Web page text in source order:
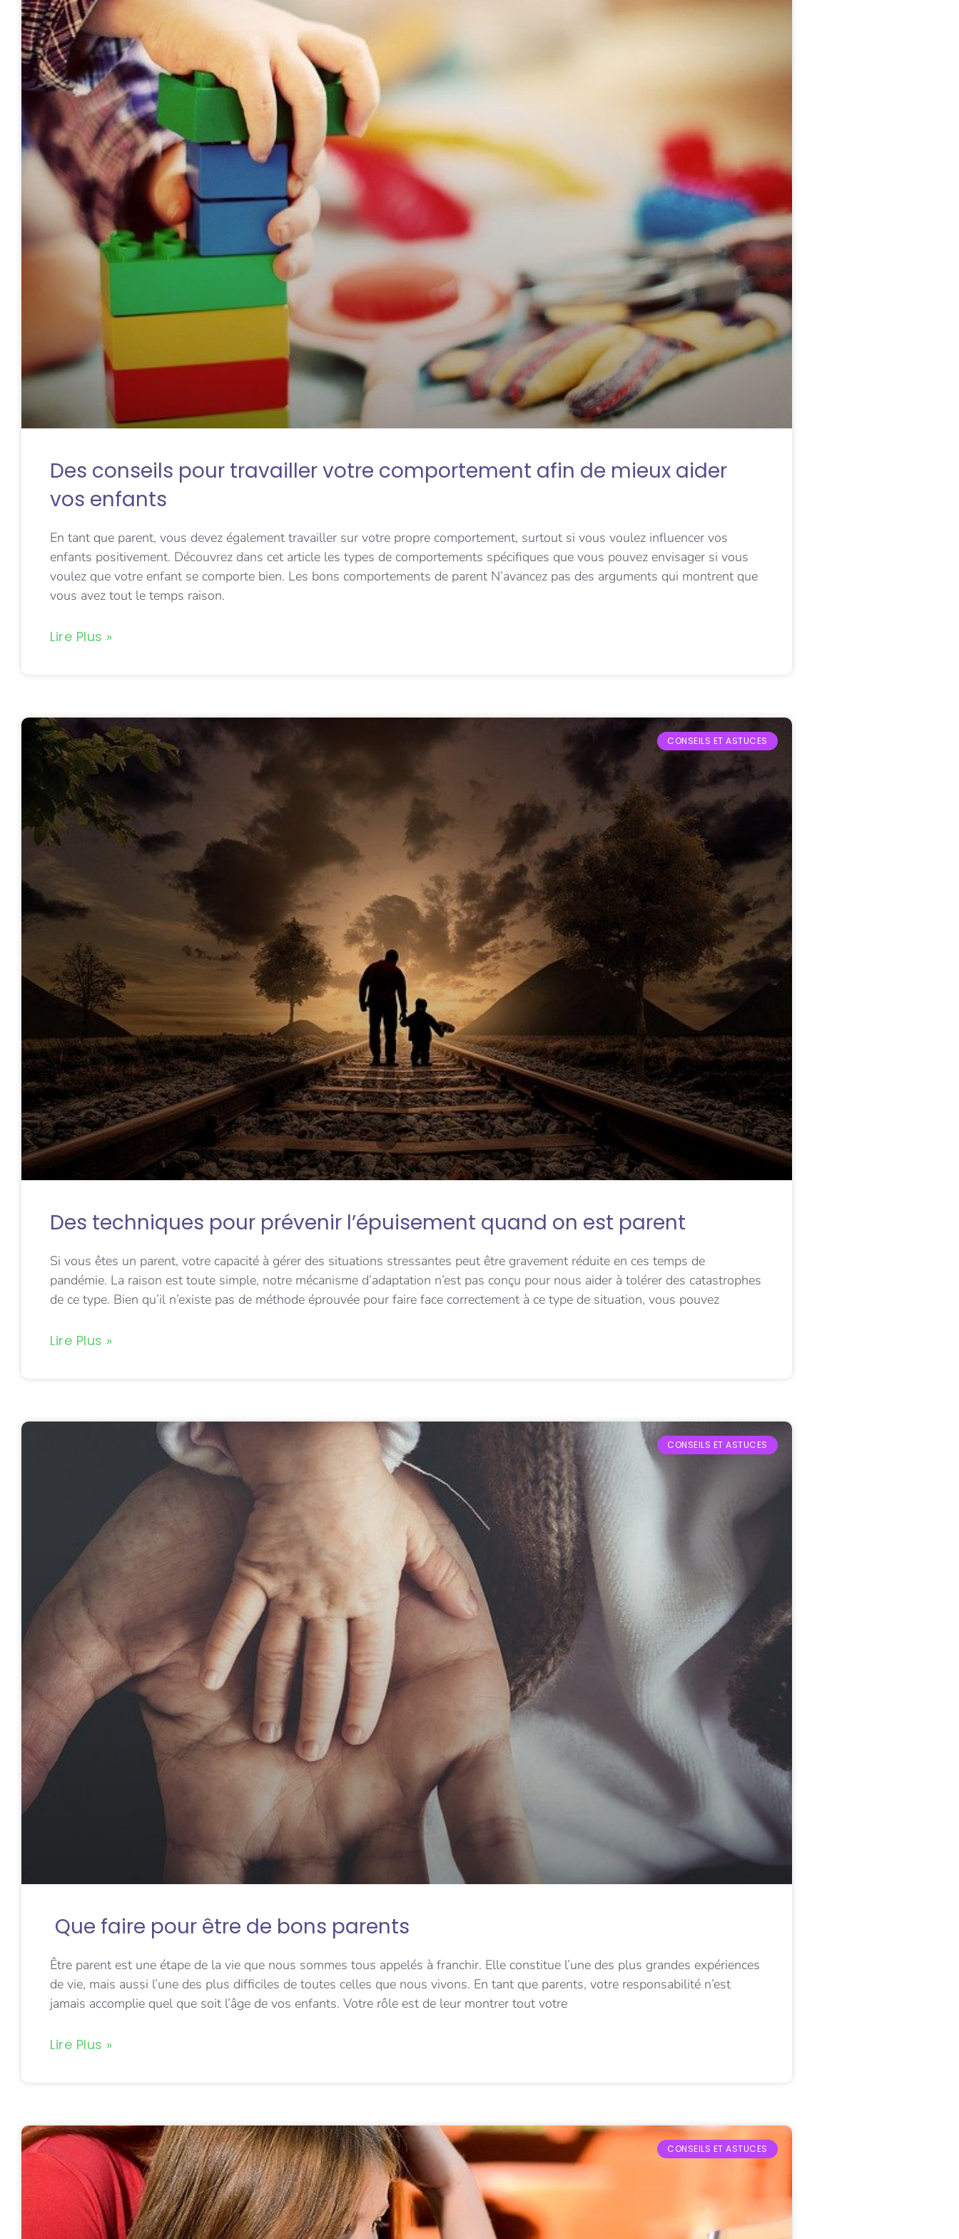
Des conseils pour travailler votre comportement afin de mieux aider
vos enfants
En tant que parent, vous devez également travailler sur votre propre comportement, surtout si vous voulez influencer vos
enfants positivement. Découvrez dans cet article les types de comportements spécifiques que vous pouvez envisager si vous
voulez que votre enfant se comporte bien. Les bons comportements de parent N’avancez pas des arguments qui montrent que
vous avez tout le temps raison.
Lire Plus »
CONSEILS ET ASTUCES
Des techniques pour prévenir l’épuisement quand on est parent
Si vous êtes un parent, votre capacité à gérer des situations stressantes peut être gravement réduite en ces temps de
pandémie. La raison est toute simple, notre mécanisme d’adaptation n’est pas conçu pour nous aider à tolérer des catastrophes
de ce type. Bien qu’il n’existe pas de méthode éprouvée pour faire face correctement à ce type de situation, vous pouvez
Lire Plus »
CONSEILS ET ASTUCES
Que faire pour être de bons parents
Être parent est une étape de la vie que nous sommes tous appelés à franchir. Elle constitue l’une des plus grandes expériences
de vie, mais aussi l’une des plus difficiles de toutes celles que nous vivons. En tant que parents, votre responsabilité n’est
jamais accomplie quel que soit l’âge de vos enfants. Votre rôle est de leur montrer tout votre
Lire Plus »
CONSEILS ET ASTUCES